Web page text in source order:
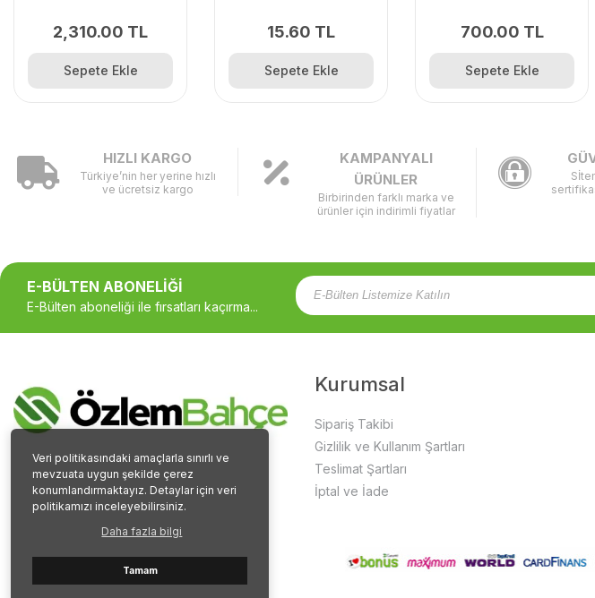
Veri politikasındaki amaçlarla sınırlı ve
mevzuata uygun şekilde çerez
konumlandırmaktayız. Detaylar için veri
politikamızı inceleyebilirsiniz.
Daha fazla bilgi
Tamam
2,310.00 TL
Sepete Ekle
15.60 TL
Sepete Ekle
700.00 TL
Sepete Ekle
HIZLI KARGO
Türkiye’nin her yerine hızlı
ve ücretsiz kargo
KAMPANYALI
ÜRÜNLER
Birbirinden farklı marka ve
ürünler için indirimli fiyatlar
E-BÜLTEN ABONELİĞİ
E-Bülten aboneliği ile fırsatları kaçırma...
Kurumsal
Sipariş Takibi
Gizlilik ve Kullanım Şartları
Teslimat Şartları
İptal ve İade